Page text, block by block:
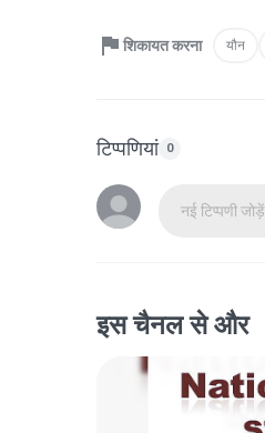
शिकायत करना यौन
टिप्पणियां 0
नई टिप्पणी जोड़ें
इस चैनल से और